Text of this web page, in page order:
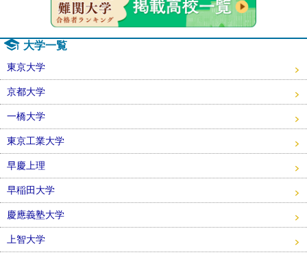
大学一覧
東京大学
京都大学
一橋大学
東京工業大学
早慶上理
早稲田大学
慶應義塾大学
上智大学